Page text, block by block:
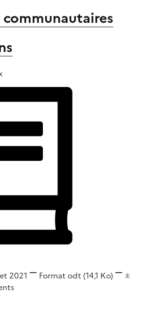
communautaires
2021 Format odt (14,1 Ko)